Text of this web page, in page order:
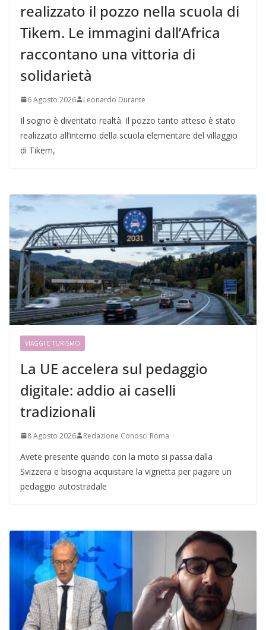
realizzato il pozzo nella scuola di
Tikem. Le immagini dall’Africa
raccontano una vittoria di
solidarietà
6 Agosto 2026 Leonardo Durante
Il sogno è diventato realtà. Il pozzo tanto atteso è stato
realizzato all’interno della scuola elementare del villaggio
di Tikem,
VIAGGI E TURISMO
La UE accelera sul pedaggio
digitale: addio ai caselli
tradizionali
8 Agosto 2026 Redazione Conosci Roma
Avete presente quando con la moto si passa dalla
Svizzera e bisogna acquistare la vignetta per pagare un
pedaggio autostradale